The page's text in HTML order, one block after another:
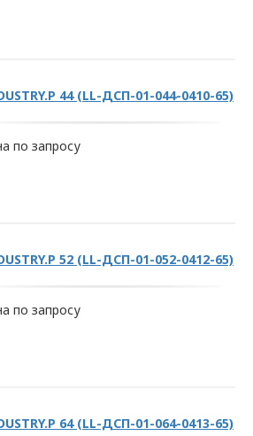
44 (LL-ДСП-01-044-0410-65)
по запросу
52 (LL-ДСП-01-052-0412-65)
по запросу
64 (LL-ДСП-01-064-0413-65)